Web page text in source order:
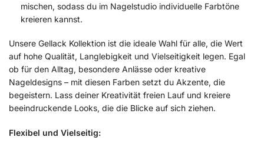
mischen, sodass du im Nagelstudio individuelle Farbtöne
kreieren kannst.
Unsere Gellack Kollektion ist die ideale Wahl für alle, die Wert
auf hohe Qualität, Langlebigkeit und Vielseitigkeit legen. Egal
ob für den Alltag, besondere Anlässe oder kreative
Nageldesigns – mit diesen Farben setzt du Akzente, die
begeistern. Lass deiner Kreativität freien Lauf und kreiere
beeindruckende Looks, die die Blicke auf sich ziehen.
Flexibel und Vielseitig: